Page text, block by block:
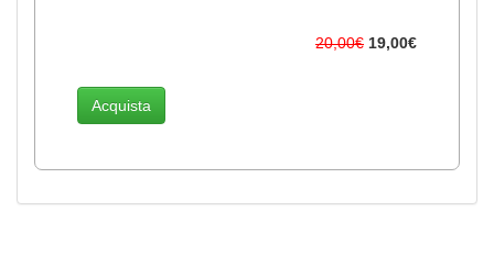
20,00€ 19,00€
Acquista